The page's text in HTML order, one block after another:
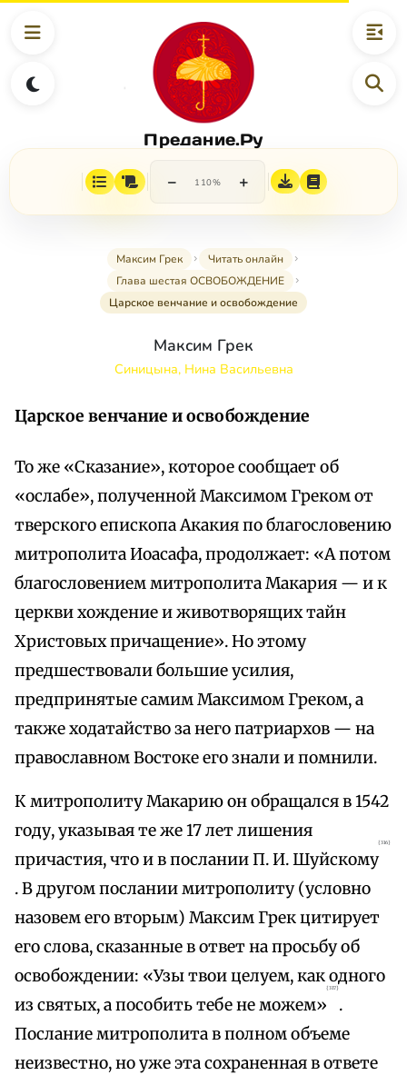
Предание.Ру
− 110% +
Максим Грек
Читать онлайн
Глава шестая ОСВОБОЖДЕНИЕ
Царское венчание и освобождение
Максим Грек
Синицына, Нина Васильевна
Царское венчание и освобождение
То же «Сказание», которое сообщает об
«ослабе», полученной Максимом Греком от
тверского епископа Акакия по благословению
митрополита Иоасафа, продолжает: «А потом
благословением митрополита Макария — и к
церкви хождение и животворящих тайн
Христовых причащение». Но этому
предшествовали большие усилия,
предпринятые самим Максимом Греком, а
также ходатайство за него патриархов — на
православном Востоке его знали и помнили.
К митрополиту Макарию он обращался в 1542
году, указывая те же 17 лет лишения
причастия, что и в послании П. И. Шуйскому
{316}
. В другом послании митрополиту (условно
назовем его вторым) Максим Грек цитирует
его слова, сказанные в ответ на просьбу об
освобождении: «Узы твои целуем, как одного
из святых, а пособить тебе не можем»
{317}
.
Послание митрополита в полном объеме
неизвестно, но уже эта сохраненная в ответе